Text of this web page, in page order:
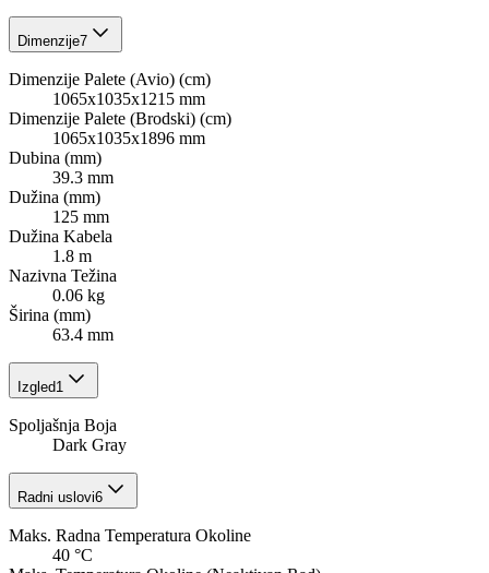
Dimenzije7
Dimenzije Palete (Avio) (cm)
1065x1035x1215 mm
Dimenzije Palete (Brodski) (cm)
1065x1035x1896 mm
Dubina (mm)
39.3 mm
Dužina (mm)
125 mm
Dužina Kabela
1.8 m
Nazivna Težina
0.06 kg
Širina (mm)
63.4 mm
Izgled1
Spoljašnja Boja
Dark Gray
Radni uslovi6
Maks. Radna Temperatura Okoline
40 °C